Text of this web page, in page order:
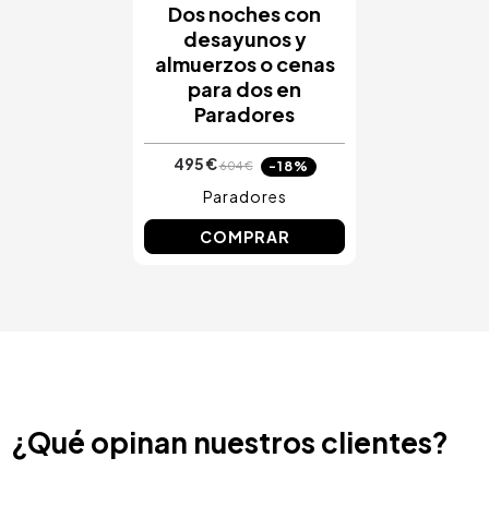
Dos noches con
desayunos y
almuerzos o cenas
para dos en
Paradores
495 €604 € -18%
Paradores
COMPRAR
¿Qué opinan nuestros clientes?